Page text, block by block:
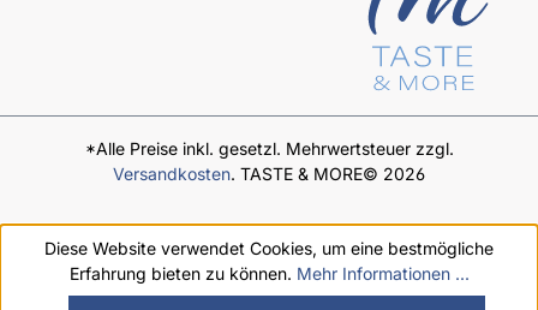
*Alle Preise inkl. gesetzl. Mehrwertsteuer zzgl.
Versandkosten. TASTE & MORE© 2026
Diese Website verwendet Cookies, um eine bestmögliche
Erfahrung bieten zu können. Mehr Informationen ...